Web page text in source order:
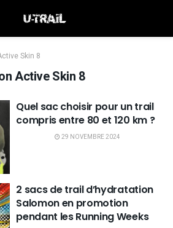
Skin 8
Active Skin 8
Quel sac choisir pour un trail
compris entre 80 et 120 km ?
29 NOVEMBRE 2024
2 sacs de trail d’hydratation
Salomon en promotion
pendant les Running Weeks